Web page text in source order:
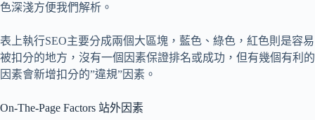
色深淺方便我們解析。
表上執行SEO主要分成兩個大區塊，藍色、綠色，紅色則是容易
被扣分的地方，沒有一個因素保證排名或成功，但有幾個有利的
因素會新增扣分的”違規”因素。
On-The-Page Factors 站外因素